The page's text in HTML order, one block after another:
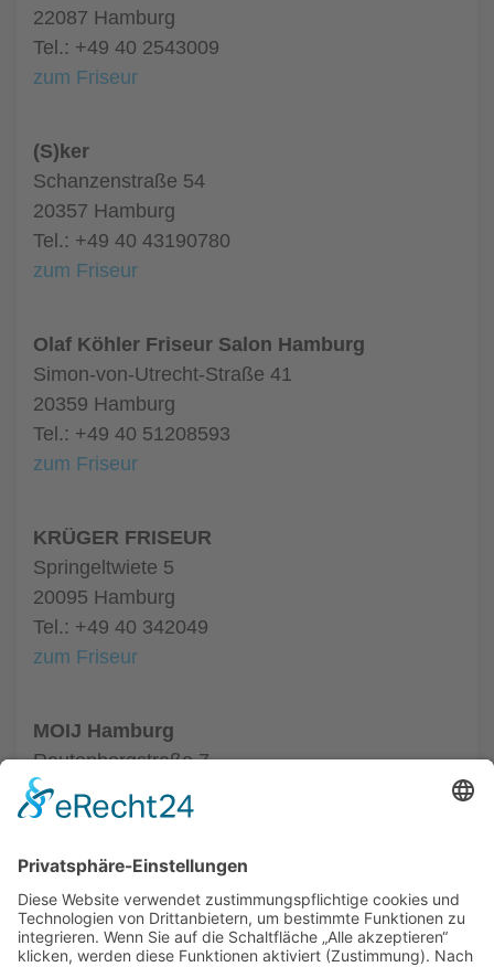
22087 Hamburg
Tel.: +49 40 2543009
zum Friseur
(S)ker
Schanzenstraße 54
20357 Hamburg
Tel.: +49 40 43190780
zum Friseur
Olaf Köhler Friseur Salon Hamburg
Simon-von-Utrecht-Straße 41
20359 Hamburg
Tel.: +49 40 51208593
zum Friseur
KRÜGER FRISEUR
Springeltwiete 5
20095 Hamburg
Tel.: +49 40 342049
zum Friseur
MOIJ Hamburg
Rautenbergstraße 7
20099 Hamburg
Tel.: +49 40 24874878